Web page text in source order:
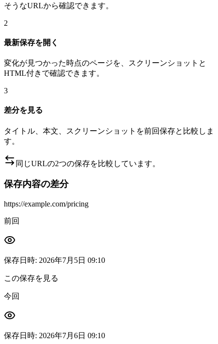
そうなURLから確認できます。
2
最新保存を開く
変化が見つかった時点のページを、スクリーンショットと
HTML付きで確認できます。
3
差分を見る
タイトル、本文、スクリーンショットを前回保存と比較しま
す。
同じURLの2つの保存を比較しています。
保存内容の差分
https://example.com/pricing
前回
保存日時: 2026年7月5日 09:10
この保存を見る
今回
保存日時: 2026年7月6日 09:10